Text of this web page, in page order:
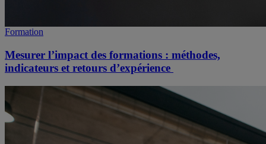
Formation
Mesurer l’impact des formations : méthodes,
indicateurs et retours d’expérience